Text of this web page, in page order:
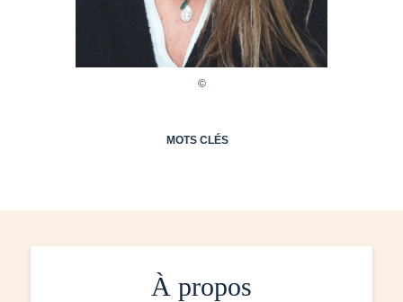
MOTS CLÉS
À propos